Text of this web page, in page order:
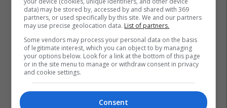
Promo Reklamo këtu
data) may be stored by, accessed by and shared with 369
partners, or used specifically by this site. We and our partners
may use precise geolocation data. List of partners.
Some vendors may process your personal data on the basis
of legitimate interest, which you can object to by managing
your options below. Look for a link at the bottom of this page
or in the site menu to manage or withdraw consent in privacy
and cookie settings.
Consent